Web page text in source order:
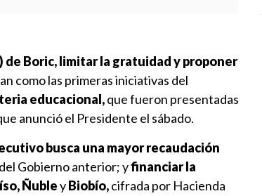
de Boric, limitar la gratuidady proponer
como las primeras iniciativas del
educacional,que fueron presentadas
anunció el Presidente el sábado.
busca una mayor recaudación
Gobierno anterior; yfinanciar la
ÑubleyBiobío,cifrada por Hacienda